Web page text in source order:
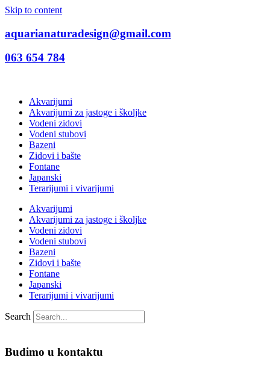
Skip to content
aquarianaturadesign@gmail.com
063 654 784
Akvarijumi
Akvarijumi za jastoge i školjke
Vodeni zidovi
Vodeni stubovi
Bazeni
Zidovi i bašte
Fontane
Japanski
Terarijumi i vivarijumi
Akvarijumi
Akvarijumi za jastoge i školjke
Vodeni zidovi
Vodeni stubovi
Bazeni
Zidovi i bašte
Fontane
Japanski
Terarijumi i vivarijumi
Search
Budimo u kontaktu